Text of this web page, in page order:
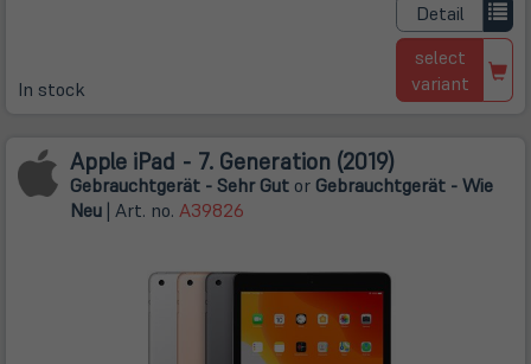
In stock
Detail
select
variant
Apple iPad - 7. Generation (2019)
Gebrauchtgerät - Sehr Gutor Gebrauchtgerät - Wie
Neu| Art. no. A39826